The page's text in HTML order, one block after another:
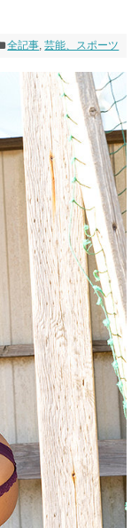
全記事,芸能、スポーツ